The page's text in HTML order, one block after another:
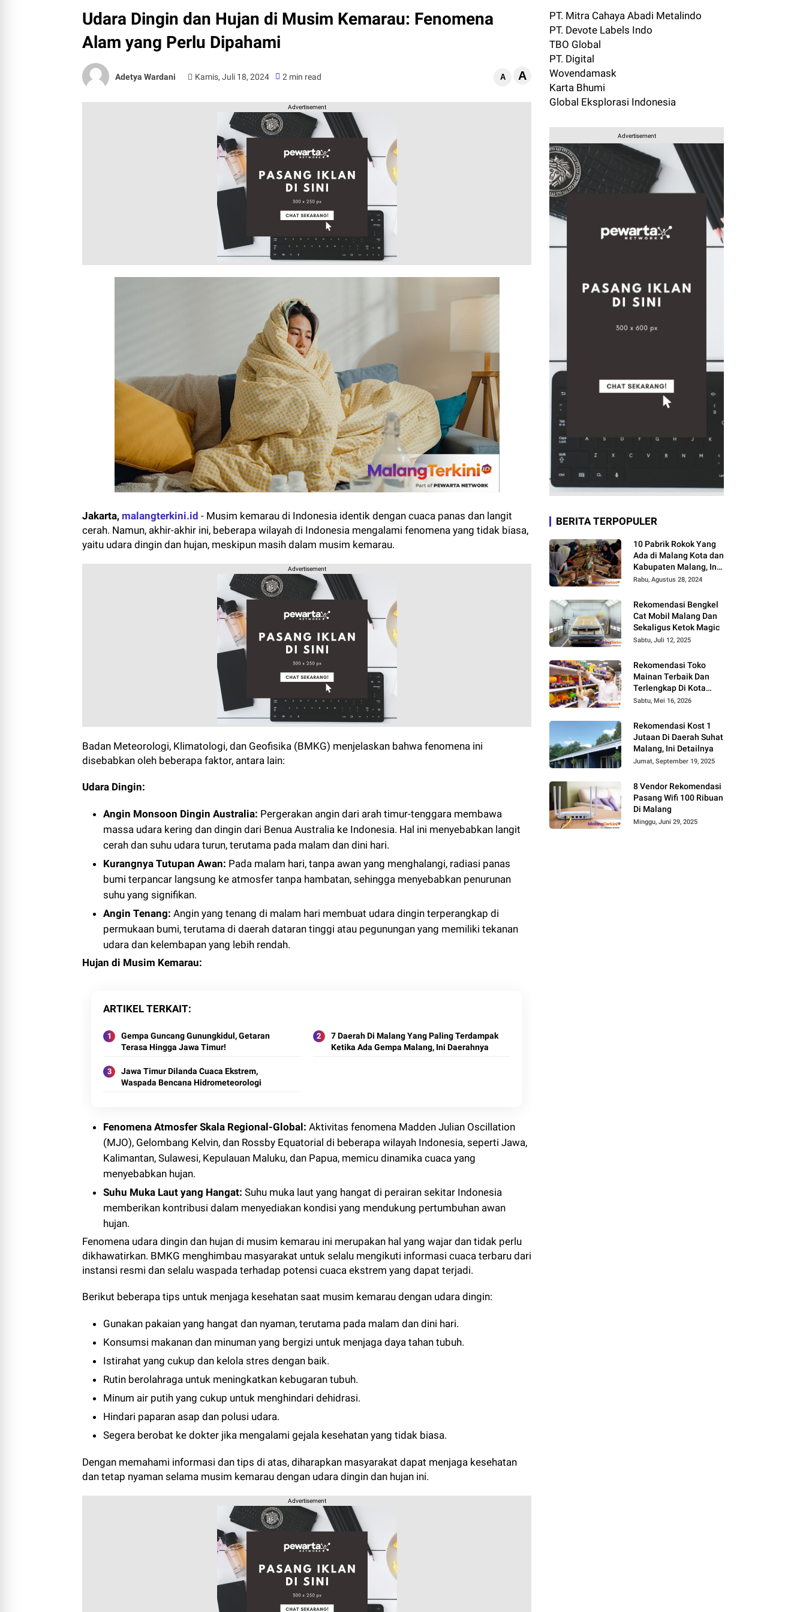
Udara Dingin dan Hujan di Musim Kemarau: Fenomena
Alam yang Perlu Dipahami
Adetya Wardani Kamis, Juli 18, 2024 2 min read A A
Advertisement
Jakarta, malangterkini.id - Musim kemarau di Indonesia identik dengan cuaca panas dan langit
cerah. Namun, akhir-akhir ini, beberapa wilayah di Indonesia mengalami fenomena yang tidak biasa,
yaitu udara dingin dan hujan, meskipun masih dalam musim kemarau.
Advertisement
Badan Meteorologi, Klimatologi, dan Geofisika (BMKG) menjelaskan bahwa fenomena ini
disebabkan oleh beberapa faktor, antara lain:
Udara Dingin:
Angin Monsoon Dingin Australia: Pergerakan angin dari arah timur-tenggara membawa
massa udara kering dan dingin dari Benua Australia ke Indonesia. Hal ini menyebabkan langit
cerah dan suhu udara turun, terutama pada malam dan dini hari.
Kurangnya Tutupan Awan: Pada malam hari, tanpa awan yang menghalangi, radiasi panas
bumi terpancar langsung ke atmosfer tanpa hambatan, sehingga menyebabkan penurunan
suhu yang signifikan.
Angin Tenang: Angin yang tenang di malam hari membuat udara dingin terperangkap di
permukaan bumi, terutama di daerah dataran tinggi atau pegunungan yang memiliki tekanan
udara dan kelembapan yang lebih rendah.
Hujan di Musim Kemarau:
ARTIKEL TERKAIT
Gempa Guncang Gunungkidul, Getaran
Terasa Hingga Jawa Timur!
7 Daerah Di Malang Yang Paling Terdampak
Ketika Ada Gempa Malang, Ini Daerahnya
Jawa Timur Dilanda Cuaca Ekstrem,
Waspada Bencana Hidrometeorologi
Fenomena Atmosfer Skala Regional-Global: Aktivitas fenomena Madden Julian Oscillation
(MJO), Gelombang Kelvin, dan Rossby Equatorial di beberapa wilayah Indonesia, seperti Jawa,
Kalimantan, Sulawesi, Kepulauan Maluku, dan Papua, memicu dinamika cuaca yang
menyebabkan hujan.
Suhu Muka Laut yang Hangat: Suhu muka laut yang hangat di perairan sekitar Indonesia
memberikan kontribusi dalam menyediakan kondisi yang mendukung pertumbuhan awan
hujan.
Fenomena udara dingin dan hujan di musim kemarau ini merupakan hal yang wajar dan tidak perlu
dikhawatirkan. BMKG menghimbau masyarakat untuk selalu mengikuti informasi cuaca terbaru dari
instansi resmi dan selalu waspada terhadap potensi cuaca ekstrem yang dapat terjadi.
Berikut beberapa tips untuk menjaga kesehatan saat musim kemarau dengan udara dingin:
Gunakan pakaian yang hangat dan nyaman, terutama pada malam dan dini hari.
Konsumsi makanan dan minuman yang bergizi untuk menjaga daya tahan tubuh.
Istirahat yang cukup dan kelola stres dengan baik.
Rutin berolahraga untuk meningkatkan kebugaran tubuh.
Minum air putih yang cukup untuk menghindari dehidrasi.
Hindari paparan asap dan polusi udara.
Segera berobat ke dokter jika mengalami gejala kesehatan yang tidak biasa.
Dengan memahami informasi dan tips di atas, diharapkan masyarakat dapat menjaga kesehatan
dan tetap nyaman selama musim kemarau dengan udara dingin dan hujan ini.
Advertisement
PT. Mitra Cahaya Abadi Metalindo
PT. Devote Labels Indo
TBO Global
PT. Digital
Wovendamask
Karta Bhumi
Global Eksplorasi Indonesia
Advertisement
BERITA TERPOPULER
10 Pabrik Rokok Yang
Ada di Malang Kota dan
Kabupaten Malang, Ini
Alamat dan
Rabu, Agustus 28, 2024
Rekomendasi Bengkel
Cat Mobil Malang Dan
Sekaligus Ketok Magic
Sabtu, Juli 12, 2025
Rekomendasi Toko
Mainan Terbaik Dan
Terlengkap Di Kota
Malang Terbaru Tahun
Anak
Sabtu, Mei 16, 2026
Rekomendasi Kost 1
Jutaan Di Daerah Suhat
Malang, Ini Detailnya
Jumat, September 19, 2025
8 Vendor Rekomendasi
Pasang Wifi 100 Ribuan
Di Malang
Minggu, Juni 29, 2025